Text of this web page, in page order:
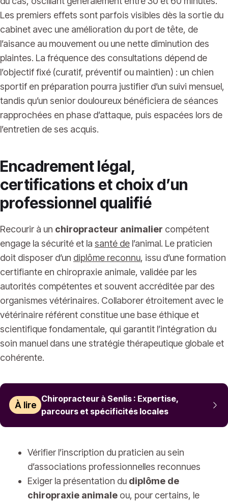
Les premiers effets sont parfois visibles dès la sortie du
cabinet avec une amélioration du port de tête, de
l’aisance au mouvement ou une nette diminution des
plaintes. La fréquence des consultations dépend de
l’objectif fixé (curatif, préventif ou maintien) : un chien
sportif en préparation pourra justifier d’un suivi mensuel,
tandis qu’un senior douloureux bénéficiera de séances
rapprochées en phase d’attaque, puis espacées lors de
l’entretien de ses acquis.
Encadrement légal,
certifications et choix d’un
professionnel qualifié
Recourir à un chiropracteur animalier compétent
engage la sécurité et la santé de l’animal. Le praticien
doit disposer d’un diplôme reconnu, issu d’une formation
certifiante en chiropraxie animale, validée par les
autorités compétentes et souvent accréditée par des
organismes vétérinaires. Collaborer étroitement avec le
vétérinaire référent constitue une base éthique et
scientifique fondamentale, qui garantit l’intégration du
soin manuel dans une stratégie thérapeutique globale et
cohérente.
À lire
Chiropracteur à Senlis : Expertise,
parcours et spécificités locales
Vérifier l’inscription du praticien au sein
d’associations professionnelles reconnues
Exiger la présentation du diplôme de
chiropraxie animale ou, pour certains, le